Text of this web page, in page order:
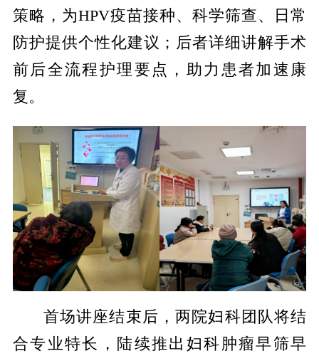
策略，为HPV疫苗接种、科学筛查、日常
防护提供个性化建议；后者详细讲解手术
前后全流程护理要点，助力患者加速康
复。
首场讲座结束后，两院妇科团队将结
合专业特长，陆续推出妇科肿瘤早筛早